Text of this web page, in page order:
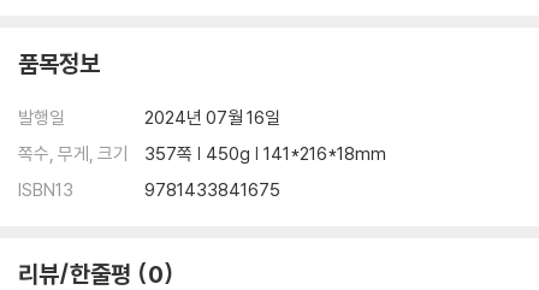
품목정보
발행일
2024년 07월 16일
쪽수, 무게, 크기
357쪽 | 450g | 141*216*18mm
ISBN13
9781433841675
리뷰/한줄평 0